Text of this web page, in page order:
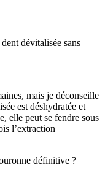
dévitalisée sans
mais je déconseille
est déshydratée et
elle peut se fendre sous
l’extraction
définitive ?